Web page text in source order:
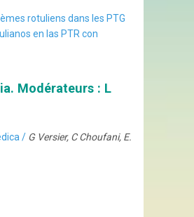
rotuliens dans les PTG
en las PTR con
Modérateurs : L
/ G Versier, C Choufani, E.